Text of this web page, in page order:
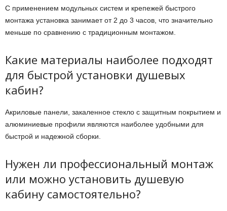
С применением модульных систем и крепежей быстрого
монтажа установка занимает от 2 до 3 часов, что значительно
меньше по сравнению с традиционным монтажом.
Какие материалы наиболее подходят
для быстрой установки душевых
кабин?
Акриловые панели, закаленное стекло с защитным покрытием и
алюминиевые профили являются наиболее удобными для
быстрой и надежной сборки.
Нужен ли профессиональный монтаж
или можно установить душевую
кабину самостоятельно?